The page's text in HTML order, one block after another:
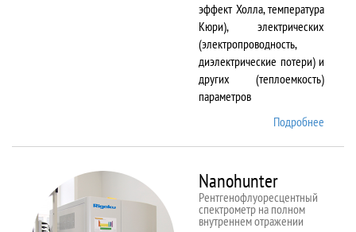
эффект Холла, температура
Кюри), электрических
(электропроводность,
диэлектрические потери) и
других (теплоемкость)
параметров
Подробнее
Nanohunter
Рентгенофлуоресцентный
спектрометр на полном
внутреннем отражении